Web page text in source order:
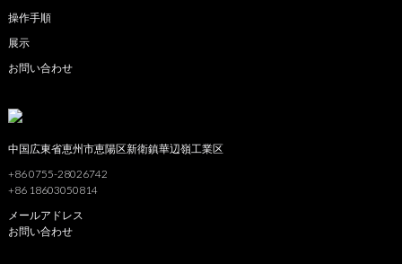
操作手順
展示
お問い合わせ
中国広東省恵州市恵陽区新衛鎮華辺嶺工業区
+86 0755-28026742
+86 18603050814
メールアドレス
お問い合わせ